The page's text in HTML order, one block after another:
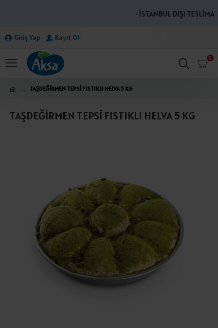
· İSTANBUL DIŞI
Giriş Yap Kayıt Ol
0
TAŞDEĞİRMEN TEPSİ FISTIKLI HELVA 5 KG
TAŞDEĞİRMEN TEPSİ FISTIKLI HELVA 5 KG